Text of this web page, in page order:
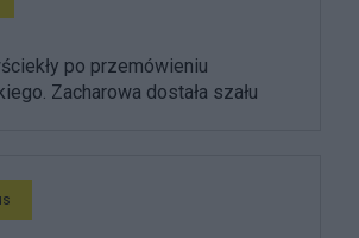
po przemówieniu
Zacharowa dostała szału